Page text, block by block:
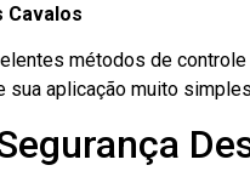
Cavalos
métodos de
sua aplicação muito